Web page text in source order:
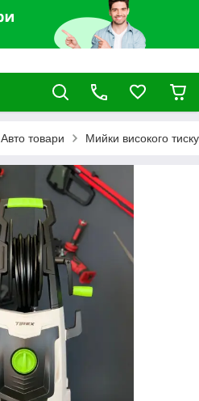
Авто товари Мийки високого тиску